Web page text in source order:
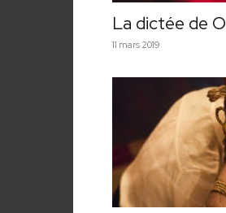
La dictée de O
11 mars 2019